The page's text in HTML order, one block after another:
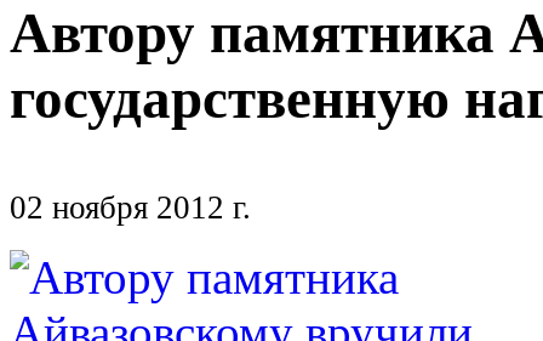
Автору памятника
государственную
02 ноября 2012 г.